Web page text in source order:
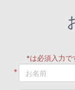
*は必須入力で
*